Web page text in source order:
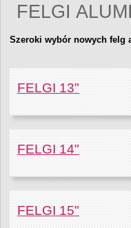
FELGI
Szeroki wybór nowych felg
FELGI 13"
FELGI 14"
FELGI 15"